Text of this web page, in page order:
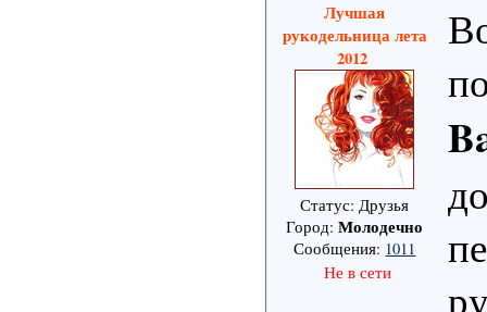
Лучшая
рукодельница лета
2012
Статус: Друзья
Город:Молодечно
Сообщения: 1011
Не в сети